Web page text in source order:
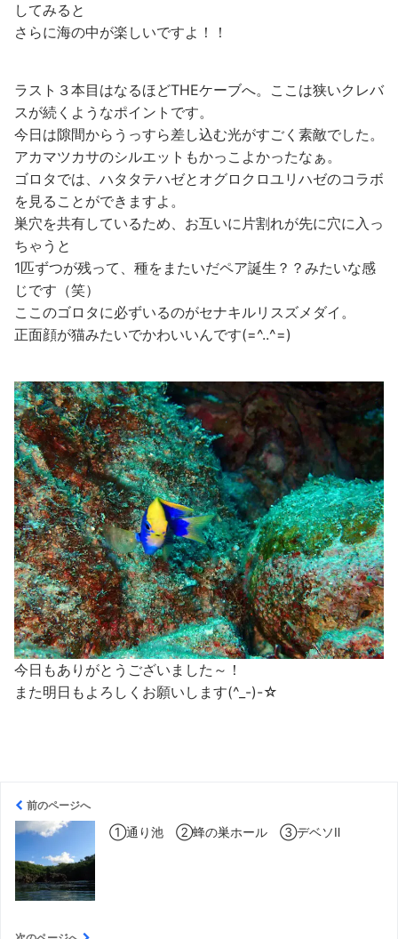
してみると
さらに海の中が楽しいですよ！！
ラスト３本目はなるほどTHEケーブへ。ここは狭いクレバ
スが続くようなポイントです。
今日は隙間からうっすら差し込む光がすごく素敵でした。
アカマツカサのシルエットもかっこよかったなぁ。
ゴロタでは、ハタタテハゼとオグロクロユリハゼのコラボ
を見ることができますよ。
巣穴を共有しているため、お互いに片割れが先に穴に入っ
ちゃうと
1匹ずつが残って、種をまたいだペア誕生？？みたいな感
じです（笑）
ここのゴロタに必ずいるのがセナキルリスズメダイ。
正面顔が猫みたいでかわいいんです(=^..^=)
今日もありがとうございました～！
また明日もよろしくお願いします(^_-)-☆
前のページへ
①通り池 ②蜂の巣ホール ③デベソⅡ